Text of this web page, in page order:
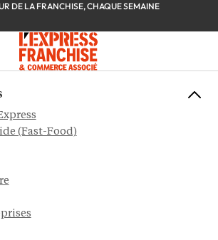
DE LA FRANCHISE, CHAQUE SEMAINE
(Fast-Food)